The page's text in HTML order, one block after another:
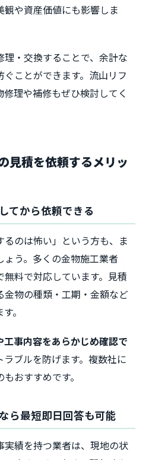
や資産価値にも影響しま
・交換することで、余計な
ことができます。流山リフ
理や補修もぜひ検討してく
見積を依頼するメリッ
てから依頼できる
るのは怖い」という方も、ま
う。多くの金物施工業者
料で対応しています。見積
物の種類・工期・金額など
。
工事内容をあらかじめ確認で
ブルを防げます。複数社に
おすすめです。
ら最短即日回答も可能
績を持つ業者は、現地の状